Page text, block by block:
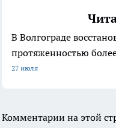
В Волгограде
протяженностью
27 июля
Комментарии на этой